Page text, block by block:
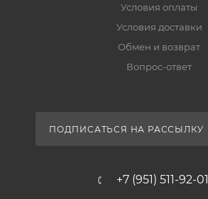
Условия оплаты
Условия доставки
Обмен и возврат
Вопрос-ответ
ПОДПИСАТЬСЯ НА РАССЫЛКУ
+7 (951) 511-92-01